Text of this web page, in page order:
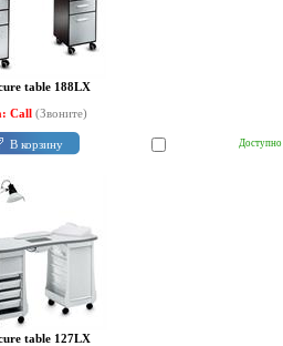
table 188LX
Call (Звоните)
В корзину Доступно
table 127LX